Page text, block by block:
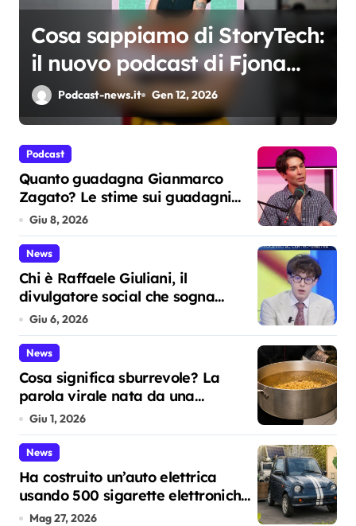
Cosa sappiamo di StoryTech:
il nuovo podcast di Fjona
Cakalli che racconta la
tecnologia partendo dalle
persone
Podcast-news.it Gen 12, 2026
Podcast
Quanto guadagna Gianmarco
Zagato? Le stime sui guadagni
dello youtuber da oltre 2 milioni di
iscritti
Giu 8, 2026
News
Chi è Raffaele Giuliani, il
divulgatore social che sogna
Berlinguer e predica l’ordinarietà
Giu 6, 2026
News
Cosa significa sburrevole? La
parola virale nata da una
spadellata di carbonara
Giu 1, 2026
News
Ha costruito un’auto elettrica
usando 500 sigarette elettroniche
usa e getta: il test che apre una
Mag 27, 2026